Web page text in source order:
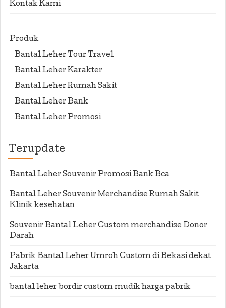
Kontak Kami
Produk
Bantal Leher Tour Travel
Bantal Leher Karakter
Bantal Leher Rumah Sakit
Bantal Leher Bank
Bantal Leher Promosi
Terupdate
Bantal Leher Souvenir Promosi Bank Bca
Bantal Leher Souvenir Merchandise Rumah Sakit
Klinik kesehatan
Souvenir Bantal Leher Custom merchandise Donor
Darah
Pabrik Bantal Leher Umroh Custom di Bekasi dekat
Jakarta
bantal leher bordir custom mudik harga pabrik